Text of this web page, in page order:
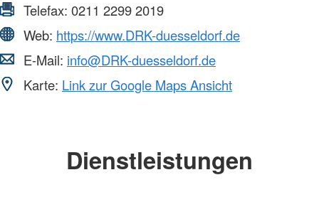
Telefax: 0211 2299 2019
Web: https://www.DRK-duesseldorf.de
E-Mail: info@DRK-duesseldorf.de
Karte: Link zur Google Maps Ansicht
Dienstleistungen